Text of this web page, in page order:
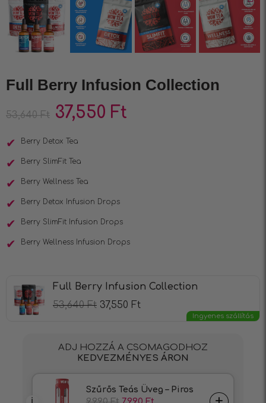
Full Berry Infusion Collection
53,640Ft 37,550 Ft
Berry Detox Tea
Berry SlimFit Tea
Berry Wellness Tea
Berry Detox Infusion Drops
Berry SlimFit Infusion Drops
Berry Wellness Infusion Drops
Full Berry Infusion Collection
53,640Ft 37,550 Ft
Ingyenes szállítás